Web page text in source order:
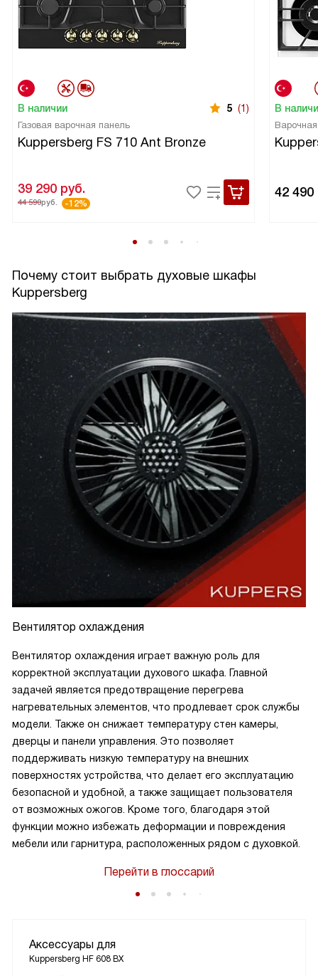
В наличии 5 (1)
Газовая варочная панель
Kuppersberg FS 710 Ant Bronze
39 290 руб.
44 590руб. -12%
В
42 490
Почему стоит выбрать духовые шкафы
Kuppersberg
Вентилятор охлаждения
Вентилятор охлаждения играет важную роль для
корректной эксплуатации духового шкафа. Главной
задачей является предотвращение перегрева
нагревательных элементов, что продлевает срок службы
модели. Также он снижает температуру стен камеры,
дверцы и панели управления. Это позволяет
поддерживать низкую температуру на внешних
поверхностях устройства, что делает его эксплуатацию
безопасной и удобной, а также защищает пользователя
от возможных ожогов. Кроме того, благодаря этой
функции можно избежать деформации и повреждения
мебели или гарнитура, расположенных рядом с духовкой.
Перейти в глоссарий
Аксессуары для
Kuppersberg HF 608 BX